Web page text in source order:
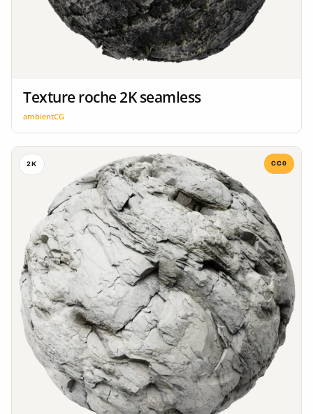
Texture roche 2K seamless
ambientCG
2K CC0